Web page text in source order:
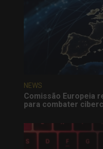
NEWS
Comissão Europeia
para combater